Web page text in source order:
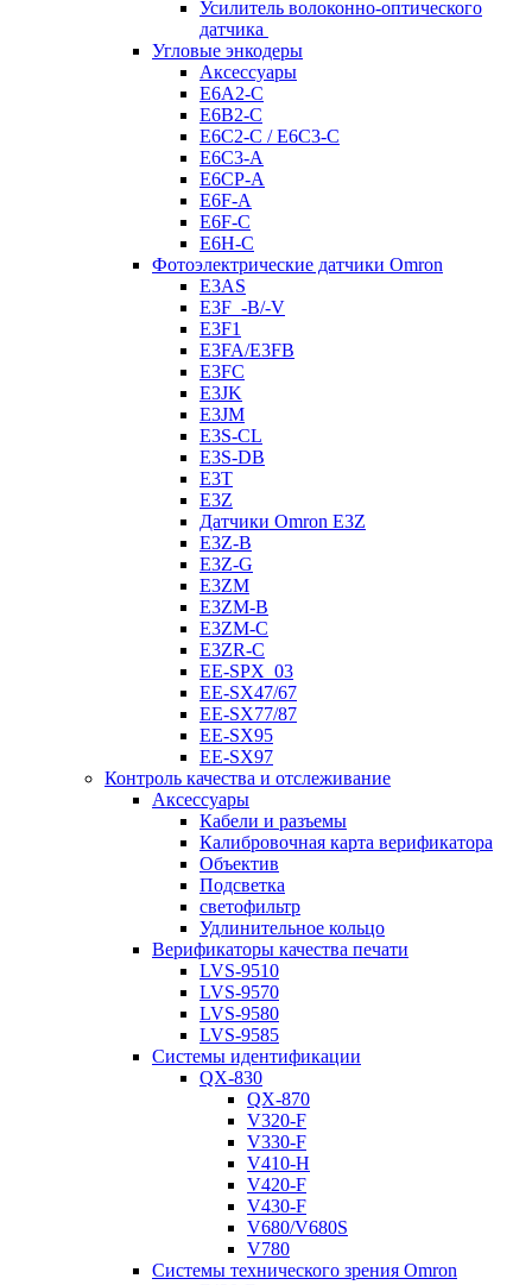
Усилитель волоконно-оптического
датчика
Угловые энкодеры
Аксессуары
E6A2-C
E6B2-C
E6C2-C / E6C3-C
E6C3-A
E6CP-A
E6F-A
E6F-C
E6H-C
Фотоэлектрические датчики Omron
E3AS
E3F_-B/-V
E3F1
E3FA/E3FB
E3FC
E3JK
E3JM
E3S-CL
E3S-DB
E3T
E3Z
Датчики Omron E3Z
E3Z-B
E3Z-G
E3ZM
E3ZM-B
E3ZM-C
E3ZR-C
EE-SPX_03
EE-SX47/67
EE-SX77/87
EE-SX95
EE-SX97
Контроль качества и отслеживание
Аксессуары
Кабели и разъемы
Калибровочная карта верификатора
Объектив
Подсветка
светофильтр
Удлинительное кольцо
Верификаторы качества печати
LVS-9510
LVS-9570
LVS-9580
LVS-9585
Системы идентификации
QX-830
QX-870
V320-F
V330-F
V410-H
V420-F
V430-F
V680/V680S
V780
Системы технического зрения Omron